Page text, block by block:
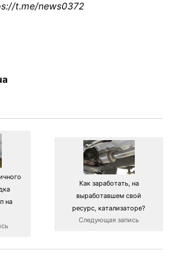
t.me/news0372
на
Как заработать, на
выработавшем свой
ресурс, катализаторе?
Следующая запись